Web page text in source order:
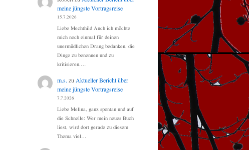
meine jüngste Vortragsreise
15.7.2026
Liebe Mechthild Auch ich möchte
mich noch einmal für deinen
unermüdlichen Drang bedanken, die
Dinge zu benennen und zu
kritisieren.…
m.s. zuAktueller Bericht über
meine jüngste Vortragsreise
7.7.2026
Liebe Melina, ganz spontan und auf
die Schnelle: Wer mein neues Buch
liest, wird dort gerade zu diesem
Thema viel…